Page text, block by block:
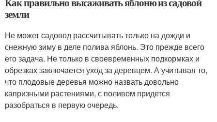
земли
Не может садовод рассчитывать только на дожди и
снежную зиму в деле полива яблонь. Это прежде всего
его задача. Не только в своевременных подкормках и
обрезках заключается уход за деревцем. А учитывая то,
что плодовые деревья можно назвать довольно
капризными растениями, с поливом придется
разобраться в первую очередь.